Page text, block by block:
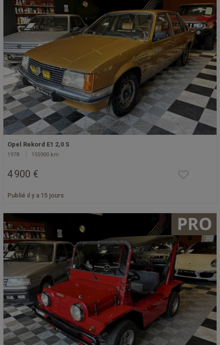
Opel Rekord E1 2,0 S
1978 155900 km
4 900 €
Publié il y a 15 jours